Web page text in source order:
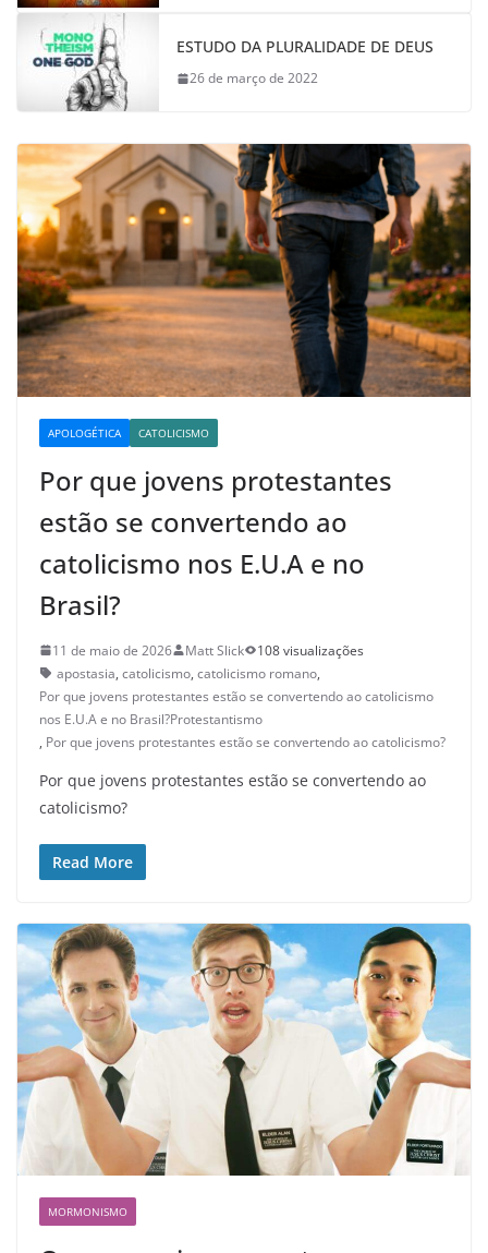
ESTUDO DA PLURALIDADE DE DEUS
26 de março de 2022
APOLOGÉTICA CATOLICISMO
Por que jovens protestantes
estão se convertendo ao
catolicismo nos E.U.A e no
Brasil?
11 de maio de 2026 Matt Slick
108 visualizações
apostasia, catolicismo, catolicismo romano,
Por que jovens protestantes estão se convertendo ao catolicismo
nos E.U.A e no Brasil?Protestantismo
, Por que jovens protestantes estão se convertendo ao catolicismo?
Por que jovens protestantes estão se convertendo ao
catolicismo?
Read More
MORMONISMO